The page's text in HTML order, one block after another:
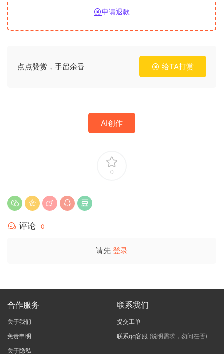
申请退款
点点赞赏，手留余香 给TA打赏
AI创作
0
评论 0
请先 登录
合作服务
关于我们
免责申明
关于隐私
联系我们
提交工单
联系qq客服 (说明需求，勿问在否)